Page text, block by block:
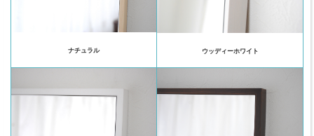
ナチュラル ウッディーホワイト